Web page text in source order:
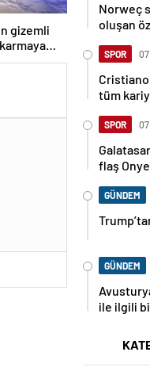
gizemli
Norweç
oluşan
SPOR
Cristiano
tüm
SPOR
flaş
GÜNDEM
GÜNDEM
ile ilgili